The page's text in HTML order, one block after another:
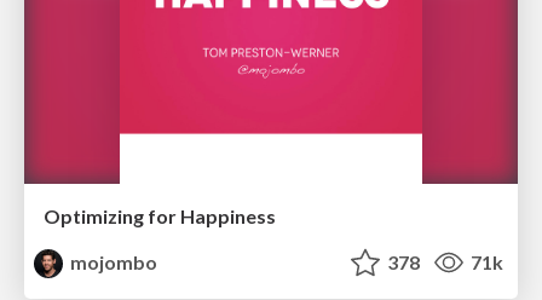
Optimizing for Happiness
mojombo
378 71k